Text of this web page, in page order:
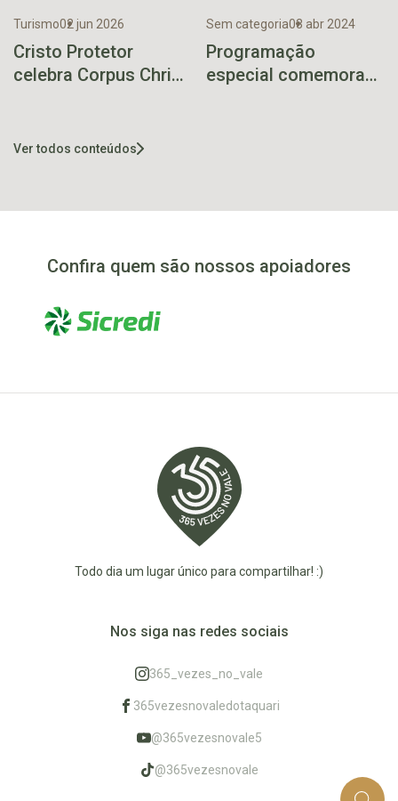
Turismo02 jun 2026
Cristo Protetor
celebra Corpus Christi
Encantado
Sem categoria03 abr 2024
Programação
especial comemora
Ver todos conteúdos
Confira quem são nossos apoiadores
Todo dia um lugar único para compartilhar! :)
Nos siga nas redes sociais
365_vezes_no_vale
365vezesnovaledotaquari
@365vezesnovale5
@365vezesnovale